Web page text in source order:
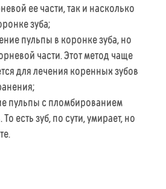
ее части, так и насколько
зуба;
пульпы в коронке зуба, но
части. Этот метод чаще
для лечения коренных зубов
пульпы с пломбированием
есть зуб, по сути, умирает, но